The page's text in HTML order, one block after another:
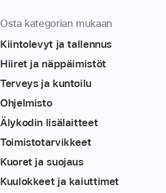
Osta kategorian mukaan
Kiintolevyt ja tallennus
Hiiret ja näppäimistöt
Terveys ja kuntoilu
Ohjelmisto
Älykodin lisä­laitteet
Toimistotarvikkeet
Kuoret ja suojaus
Kuulokkeet ja kaiuttimet